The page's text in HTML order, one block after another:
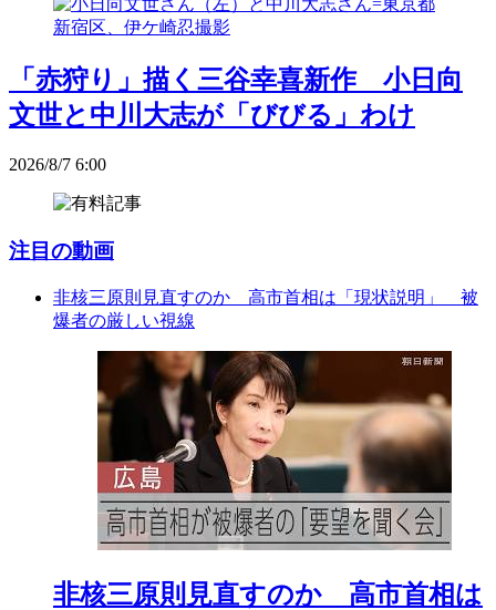
「赤狩り」描く三谷幸喜新作 小日向
文世と中川大志が「びびる」わけ
2026/8/7 6:00
注目の動画
非核三原則見直すのか 高市首相は「現状説明」 被
爆者の厳しい視線
非核三原則見直すのか 高市首相は